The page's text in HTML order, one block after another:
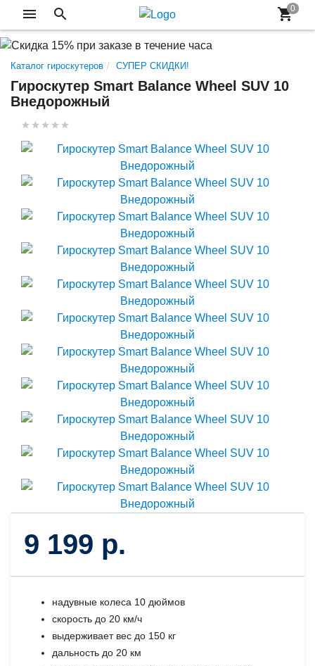
Каталог гироскутеров СУПЕР СКИДКИ!
Гироскутер Smart Balance Wheel SUV 10
Внедорожный
9 199 р.
надувные колеса 10 дюймов
скорость до 20 км/ч
выдерживает вес до 150 кг
дальность до 20 км